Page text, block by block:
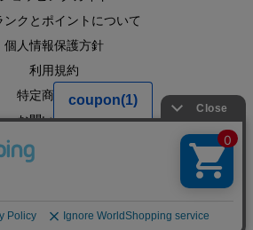
ンクとポイントについて
個人情報保護方針
利用規約
特定商取引法
お問い合わせ
企業情報